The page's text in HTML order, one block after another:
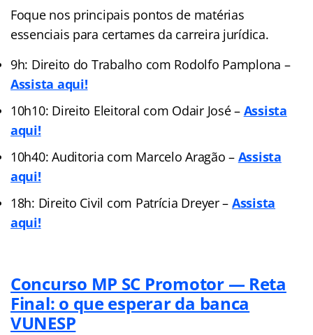
Foque nos principais pontos de matérias
essenciais para certames da carreira jurídica.
9h: Direito do Trabalho com Rodolfo Pamplona –
Assista aqui!
10h10: Direito Eleitoral com Odair José – Assista
aqui!
10h40: Auditoria com Marcelo Aragão – Assista
aqui!
18h: Direito Civil com Patrícia Dreyer – Assista
aqui!
Concurso MP SC Promotor — Reta
Final: o que esperar da banca
VUNESP